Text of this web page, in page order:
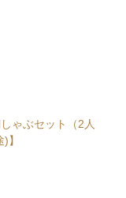
ゃぶセット（2人
】